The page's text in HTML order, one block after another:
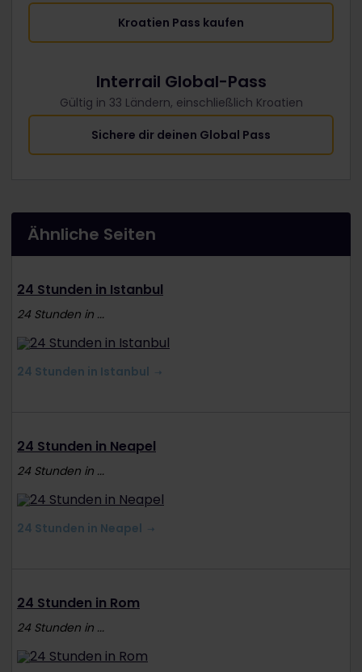
Kroatien Pass kaufen
Interrail Global-Pass
Gültig in 33 Ländern, einschließlich Kroatien
Sichere dir deinen Global Pass
Ähnliche Seiten
24 Stunden in Istanbul
24 Stunden in ...
24 Stunden in Istanbul
24 Stunden in Neapel
24 Stunden in ...
24 Stunden in Neapel
24 Stunden in Rom
24 Stunden in ...